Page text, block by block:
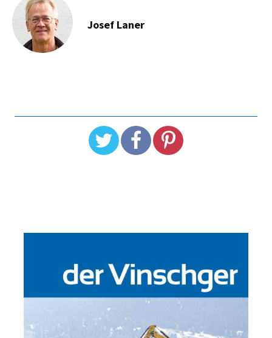
Josef Laner